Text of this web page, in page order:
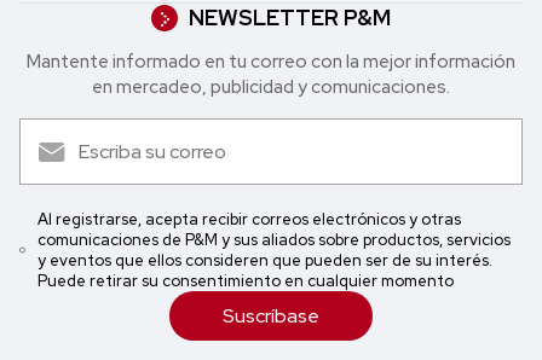
NEWSLETTER P&M
Mantente informado en tu correo con la mejor in formación
en mercadeo, publicidad y comunicaciones.
Al registrarse, acepta recibir correos electrónicos y otras
comunicaciones de P&M y sus aliados sobre productos, servicios
y eventos que ellos consideren que pueden ser de su interés.
Puede retirar su consentimiento en cualquier momento
Suscríbase